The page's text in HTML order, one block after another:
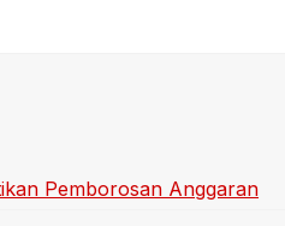
Pemborosan Anggaran